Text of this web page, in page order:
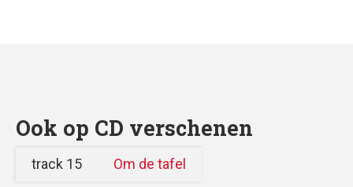
Ook op CD verschenen
track 15 Om de tafel